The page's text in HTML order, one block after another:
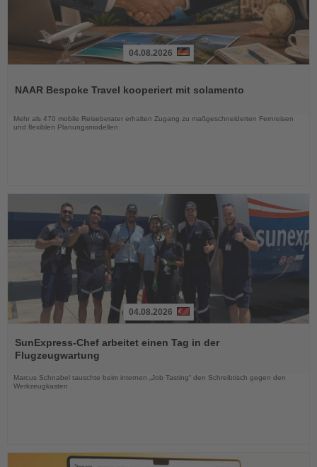
die
04.08.2026
NAAR Bespoke Travel kooperiert mit solamento
Mehr als 470 mobile Reiseberater erhalten Zugang zu maßgeschneiderten Fernreisen
und flexiblen Planungsmodellen
Sie
die
Nachrichten
04.08.2026
SunExpress-Chef arbeitet einen Tag in der
Flugzeugwartung
Marcus Schnabel tauschte beim internen „Job Tasting“ den Schreibtisch gegen den
Werkzeugkasten